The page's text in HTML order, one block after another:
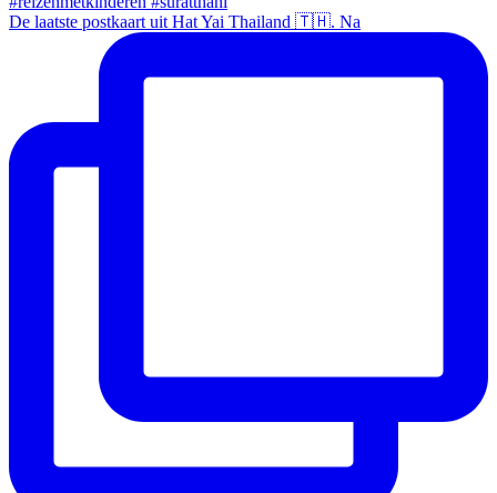
De laatste postkaart uit Hat Yai Thailand 🇹🇭. Na